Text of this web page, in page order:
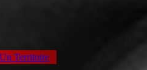
Territoire